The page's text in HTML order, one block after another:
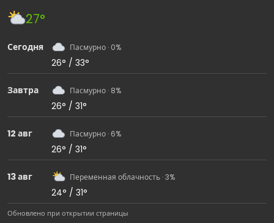
27°
Сегодня Пасмурно · 0%
26° / 33°
Завтра Пасмурно · 8%
26° / 31°
12 авг Пасмурно · 6%
26° / 31°
13 авг Переменная облачность · 3%
24° / 31°
Обновлено при открытии страницы